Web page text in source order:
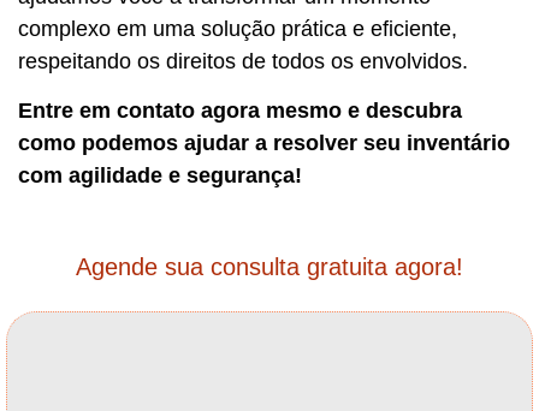
complexo em uma solução prática e eficiente,
respeitando os direitos de todos os envolvidos.
Entre em contato agora mesmo e descubra
como podemos ajudar a resolver seu inventário
com agilidade e segurança!
Agende sua consulta gratuita agora!